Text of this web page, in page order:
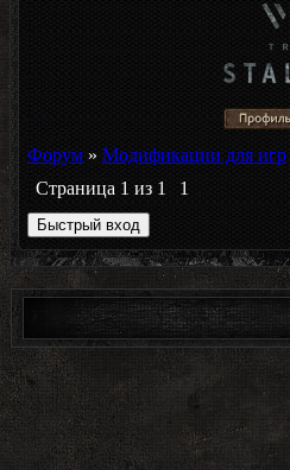
Форум » Модификации для игр
Страница 1 из 1 1